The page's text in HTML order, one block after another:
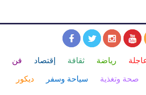
رياضة ثقافة إقتصاد فن
صحة وتغذية سياحة وسفر ديكور